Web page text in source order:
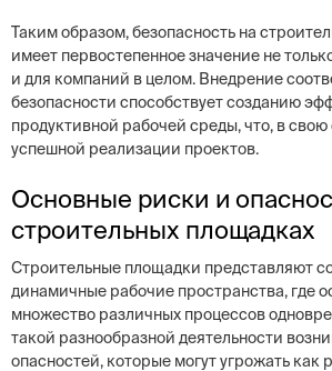
Таким образом, безопасность на
имеет первостепенное значение не
и для компаний в целом. Внедрение
безопасности способствует созданию
продуктивной рабочей среды, что, в свою
успешной реализации проектов.
Основные риски и
строительных площадках
Строительные площадки представляют
динамичные рабочие пространства, где
множество различных процессов
такой разнообразной деятельности
опасностей, которые могут угрожать как